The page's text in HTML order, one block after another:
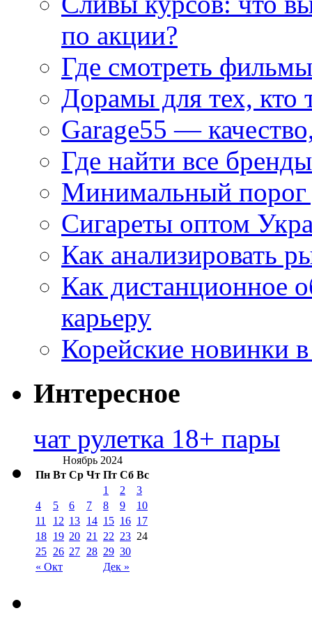
по акции?
Где смотреть
Дорамы для тех, кто
Garage55 —
Где найти все
Минимальный порог
Сигареты оптом
Как анализировать
Как дистанционное
карьеру
Корейские новинки
Интересное
чат рулетка 18+ пары
Ноябрь 2024
Пн Вт Ср Чт Пт Сб Вс
« Окт Дек »
1 2
3
4
5 6 7 8 9
10
11
12 13 14 15 16 17
18 19 20 21 22 23 24
25 26 27 28 29 30